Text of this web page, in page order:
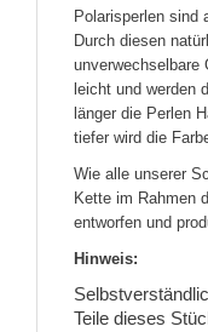
Polarisperlen sind
Durch diesen
unverwechselbare
leicht und werden
länger die Perlen
tiefer wird die
Wie alle unserer
Kette im Rahmen
entworfen und
Hinweis:
Teile dieses